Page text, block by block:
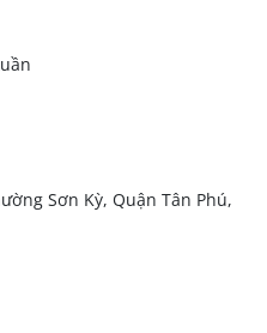
Sơn Kỳ, Quận Tân Phú,